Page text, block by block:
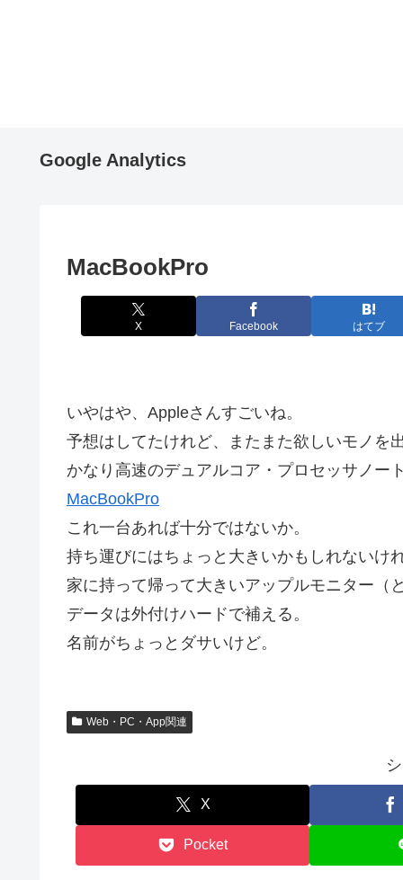
Google Analytics
MacBookPro
X Facebook はてブ
いやはや、Appleさんすごいね。
予想はしてたけれど、またまた欲しいモノを
かなり高速のデュアルコア・プロセッサノー
MacBookPro
これ一台あれば十分ではないか。
持ち運びにはちょっと大きいかもしれないけ
家に持って帰って大きいアップルモニター（
データは外付けハードで補える。
名前がちょっとダサいけど。
Web・PC・App関連
X
Pocket